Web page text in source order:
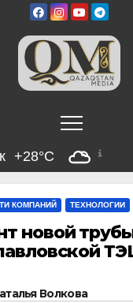
+28°C
КОМПАНИЙ ТЕХНОЛОГИИ
новой
Волкова